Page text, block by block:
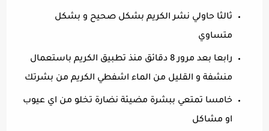
ثالثا حاولي نشر الكريم بشكل صحيح و بشكل
متساوي
رابعا بعد مرور 8 دقائق منذ تطبيق الكريم باستعمال
منشفة و القليل من الماء اشفطي الكريم من بشرتك
خامسا تمتعي ببشرة مضيئة نضارة تخلو من اي عيوب
او مشاكل